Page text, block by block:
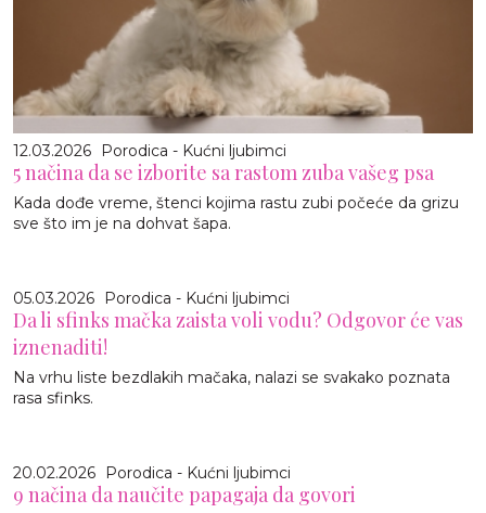
12.03.2026 Porodica - Kućni ljubimci
5 načina da se izborite sa rastom zuba vašeg psa
Kada dođe vreme, štenci kojima rastu zubi počeće da grizu
sve što im je na dohvat šapa.
05.03.2026 Porodica - Kućni ljubimci
Da li sfinks mačka zaista voli vodu? Odgovor će vas
iznenaditi!
Na vrhu liste bezdlakih mačaka, nalazi se svakako poznata
rasa sfinks.
20.02.2026 Porodica - Kućni ljubimci
9 načina da naučite papagaja da govori